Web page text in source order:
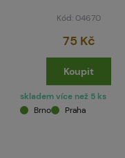
Kód: 04670
75 Kč
Koupit
skladem více než 5 ks
Brno
Praha